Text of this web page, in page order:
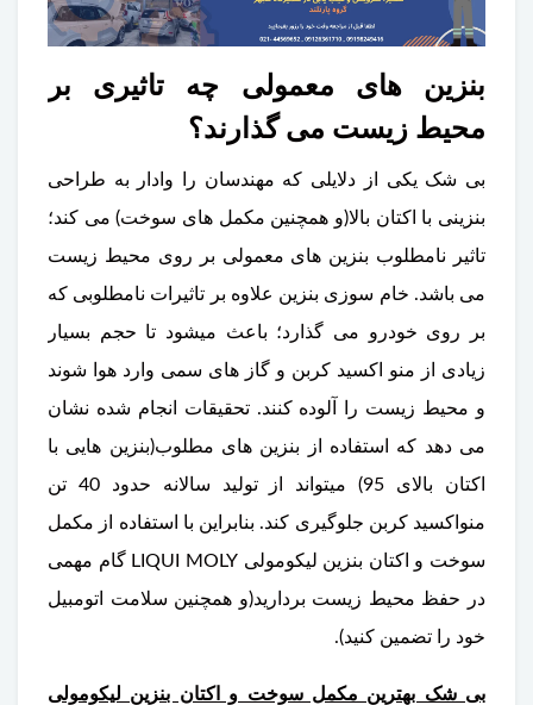
بنزین های معمولی چه تاثیری بر
محیط زیست می گذارند؟
بی شک یکی از دلایلی که مهندسان را وادار به طراحی
بنزینی با اکتان بالا(و همچنین مکمل های سوخت) می کند؛
تاثیر نامطلوب بنزین های معمولی بر روی محیط زیست
می باشد. خام سوزی بنزین علاوه بر تاثیرات نامطلوبی که
بر روی خودرو می گذارد؛ باعث میشود تا حجم بسیار
زیادی از منو اکسید کربن و گاز های سمی وارد هوا شوند
و محیط زیست را آلوده کنند. تحقیقات انجام شده نشان
می دهد که استفاده از بنزین های مطلوب(بنزین هایی با
اکتان بالای 95) میتواند از تولید سالانه حدود 40 تن
منواکسید کربن جلوگیری کند. بنابراین با استفاده از مکمل
سوخت و اکتان بنزین لیکومولی LIQUI MOLY گام مهمی
در حفظ محیط زیست بردارید(و همچنین سلامت اتومبیل
خود را تضمین کنید).
بی شک بهترین مکمل سوخت و اکتان بنزین لیکومولی